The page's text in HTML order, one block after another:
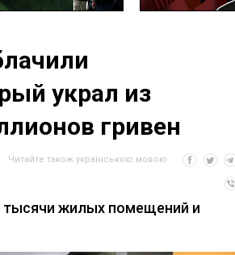
украл из
гривен
Читайте також українською мовою
тысячи жилых помещений и